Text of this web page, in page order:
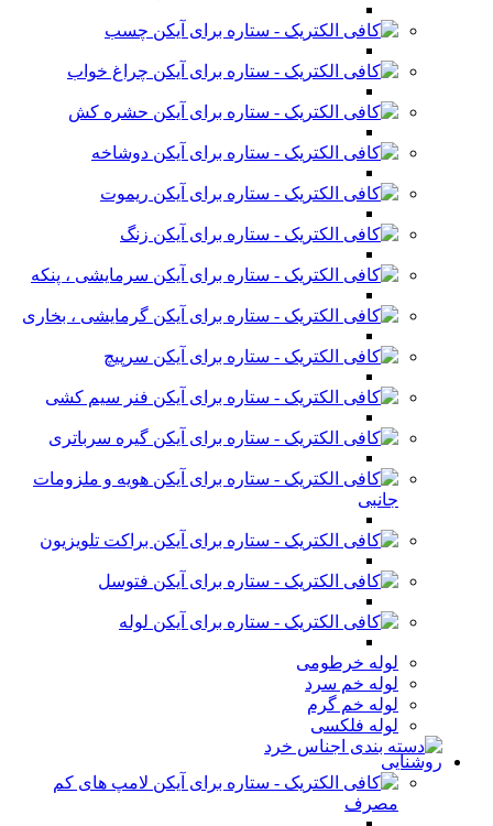
چسب
چراغ خواب
حشره کش
دوشاخه
ریموت
زنگ
سرمایشی ، پنکه
گرمایشی ، بخاری
سرپیچ
فنر سیم کشی
گیره سرباتری
هویه و ملزومات
جانبی
براکت تلویزیون
فتوسل
لوله
لوله خرطومی
لوله خم سرد
لوله خم گرم
لوله فلکسی
روشنایی
لامپ های کم
مصرف